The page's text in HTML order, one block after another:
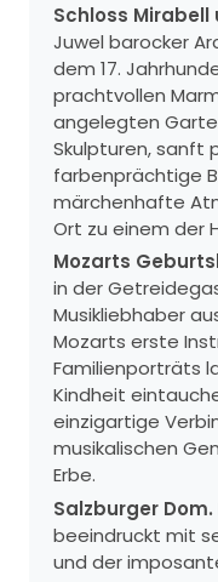
Schloss
Juwel barocker
dem 17.
prachtvollen
angelegten
Skulpturen, sanft
farbenprächtige
märchenhafte
Ort zu einem der
Mozarts
in der
Musikliebhaber
Mozarts erste
Familienporträts
Kindheit
einzigartige
musikalischen
Erbe.
Salzburger Dom.
beeindruckt mit
und der